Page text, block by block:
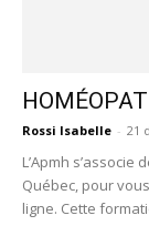
Rossi Isabelle - 21
L’Apmh
Québec, pour
ligne. Cette